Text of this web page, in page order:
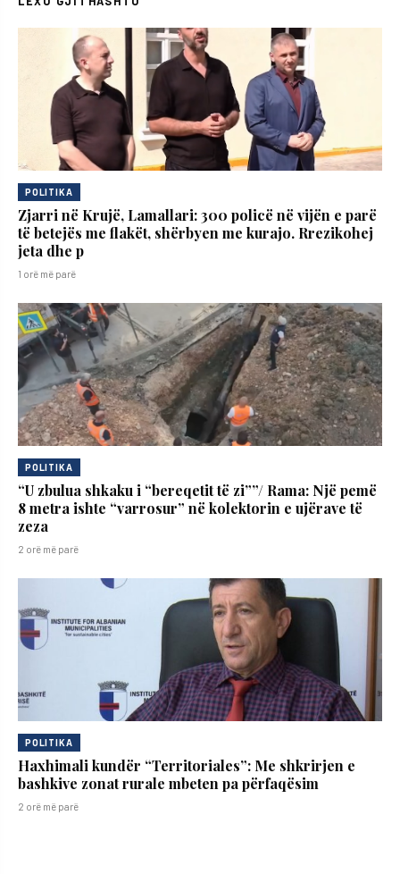
POLITIKA
Zjarri në Krujë, Lamallari: 300 policë në vijën e parë
të betejës me flakët, shërbyen me kurajo. Rrezikohej
jeta dhe p
1 orë më parë
POLITIKA
“U zbulua shkaku i “bereqetit të zi””/ Rama: Një pemë
8 metra ishte “varrosur” në kolektorin e ujërave të
zeza
2 orë më parë
POLITIKA
Haxhimali kundër “Territoriales”: Me shkrirjen e
bashkive zonat rurale mbeten pa përfaqësim
2 orë më parë